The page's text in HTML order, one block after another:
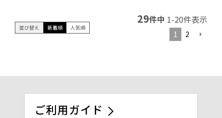
並び替え 新着順 人気順
29件中 1-20件表示
1 2
ご利用ガイド